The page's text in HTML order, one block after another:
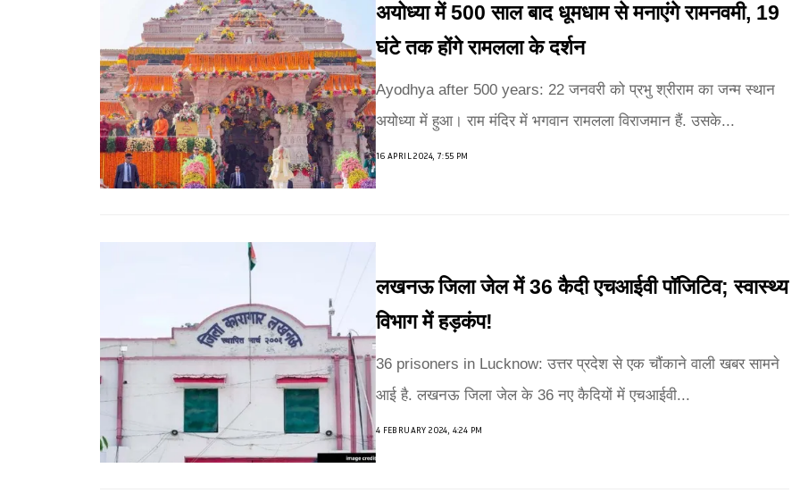
अयोध्या में 500 साल बाद धूमधाम से मनाएंगे रामनवमी, 19
घंटे तक होंगे रामलला के दर्शन
Ayodhya after 500 years: 22 जनवरी को प्रभु श्रीराम का जन्म स्थान
अयोध्या में हुआ। राम मंदिर में भगवान रामलला विराजमान हैं. उसके...
16 APRIL 2024, 7:55 PM
लखनऊ जिला जेल में 36 कैदी एचआईवी पॉजिटिव; स्वास्थ्य
विभाग में हड़कंप!
36 prisoners in Lucknow: उत्तर प्रदेश से एक चौंकाने वाली खबर सामने
आई है. लखनऊ जिला जेल के 36 नए कैदियों में एचआईवी...
4 FEBRUARY 2024, 4:24 PM